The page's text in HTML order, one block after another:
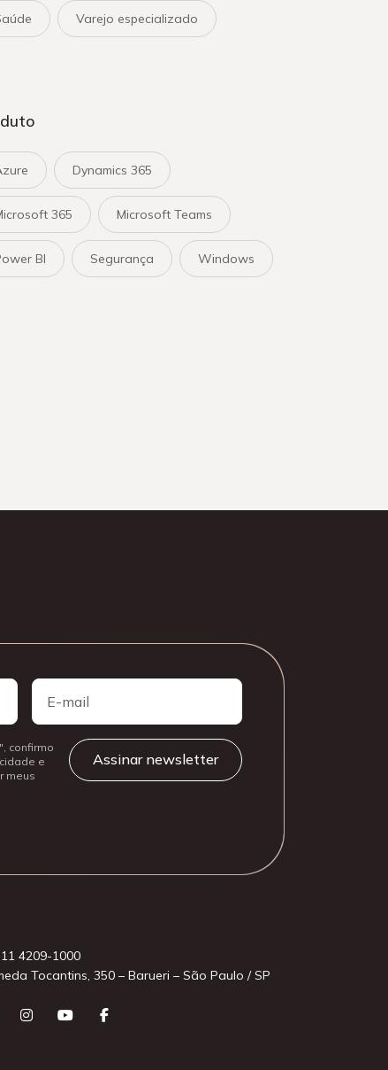
Varejo especializado
Dynamics 365
365 Microsoft Teams
BI Segurança Windows
E-
mail
confirmo
e
meus
4209-1000
Tocantins, 350 – Barueri – São Paulo / SP